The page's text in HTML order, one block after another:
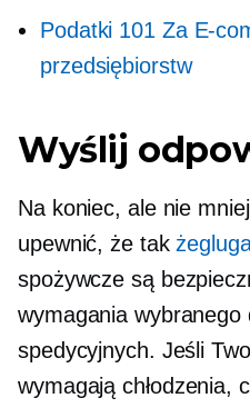
Podatki 101 Za E-
przedsiębiorstw
Wyślij
Na koniec, ale nie
upewnić, że tak
spożywcze są
wymagania wybranego
spedycyjnych. Jeśli
wymagają chłodzenia,